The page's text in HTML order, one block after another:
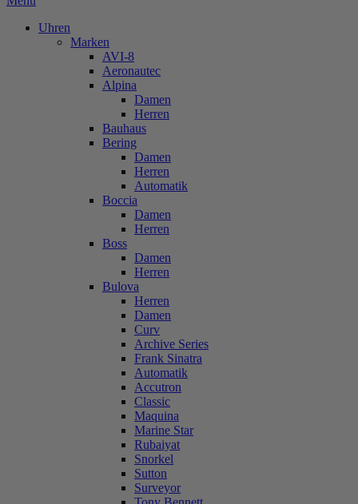
Uhren
Marken
AVI-8
Aeronautec
Alpina
Damen
Herren
Bauhaus
Bering
Damen
Herren
Automatik
Boccia
Damen
Herren
Boss
Damen
Herren
Bulova
Herren
Damen
Curv
Archive Series
Frank Sinatra
Automatik
Accutron
Classic
Maquina
Marine Star
Rubaiyat
Snorkel
Sutton
Surveyor